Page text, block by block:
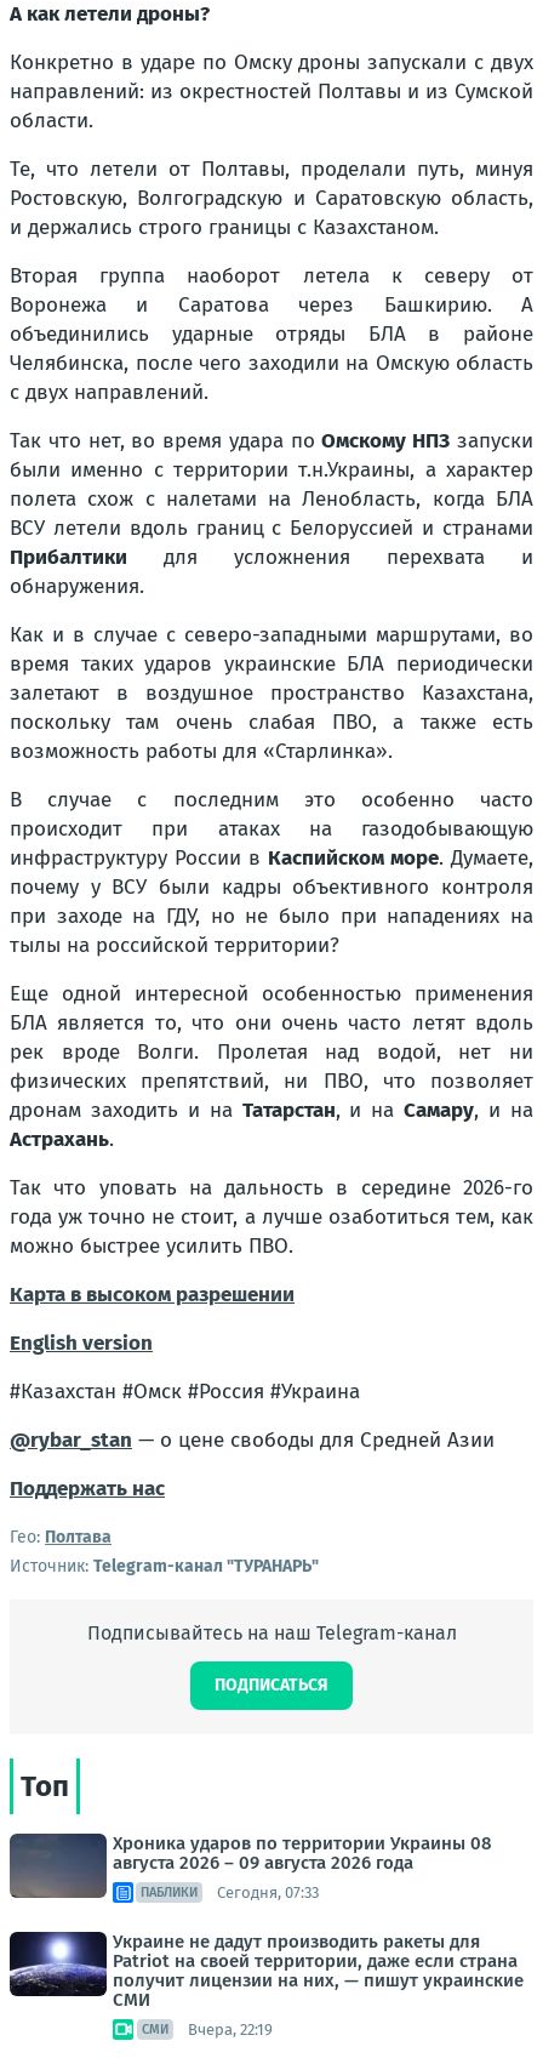
А как летели дроны?
Конкретно в ударе по Омску дроны запускали с двух
направлений: из окрестностей Полтавы и из Сумской
области.
Те, что летели от Полтавы, проделали путь, минуя
Ростовскую, Волгоградскую и Саратовскую область,
и держались строго границы с Казахстаном.
Вторая группа наоборот летела к северу от
Воронежа и Саратова через Башкирию. А
объединились ударные отряды БЛА в районе
Челябинска, после чего заходили на Омскую область
с двух направлений.
Так что нет, во время удара поОмскому НПЗ запуски
были именно с территории т.н.Украины, а характер
полета схож с налетами на Ленобласть, когда БЛА
ВСУ летели вдоль границ с Белоруссией и странами
Прибалтики для усложнения перехвата и
обнаружения.
Как и в случае с северо-западными маршрутами, во
время таких ударов украинские БЛА периодически
залетают в воздушное пространство Казахстана,
поскольку там очень слабая ПВО, а также есть
возможность работы для «Старлинка».
В случае с последним это особенно часто
происходит при атаках на газодобывающую
инфраструктуру России в Каспийском море. Думаете,
почему у ВСУ были кадры объективного контроля
при заходе на ГДУ, но не было при нападениях на
тылы на российской территории?
Еще одной интересной особенностью применения
БЛА является то, что они очень часто летят вдоль
рек вроде Волги. Пролетая над водой, нет ни
физических препятствий, ни ПВО, что позволяет
дронам заходить и на Татарстан, и наСамару, и на
Астрахань.
Так что уповать на дальность в середине 2026-го
года уж точно не стоит, а лучше озаботиться тем, как
можно быстрее усилить ПВО.
Карта в высоком разрешении
English version
#Казахстан #Омск #Россия #Украина
@rybar_stan — о цене свободы для Средней Азии
Поддержать нас
Гео: Полтава
Источник: Telegram-канал "ТУРАНАРЬ"
Подписывайтесь на наш Telegram-канал
ПОДПИСАТЬСЯ
Топ
Хроника ударов по территории Украины 08
августа 2026 – 09 августа 2026 года
ПАБЛИКИ Сегодня, 07:33
Украине не дадут производить ракеты для
Patriot на своей территории, даже если страна
получит лицензии на них, — пишут украинские
СМИ
СМИ Вчера, 22:19